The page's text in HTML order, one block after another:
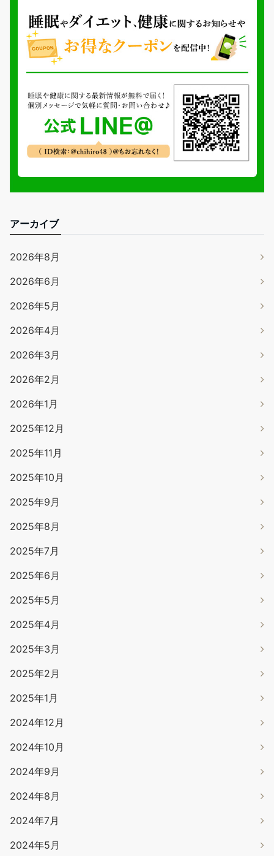
アーカイブ
2026年8月
2026年6月
2026年5月
2026年4月
2026年3月
2026年2月
2026年1月
2025年12月
2025年11月
2025年10月
2025年9月
2025年8月
2025年7月
2025年6月
2025年5月
2025年4月
2025年3月
2025年2月
2025年1月
2024年12月
2024年10月
2024年9月
2024年8月
2024年7月
2024年5月